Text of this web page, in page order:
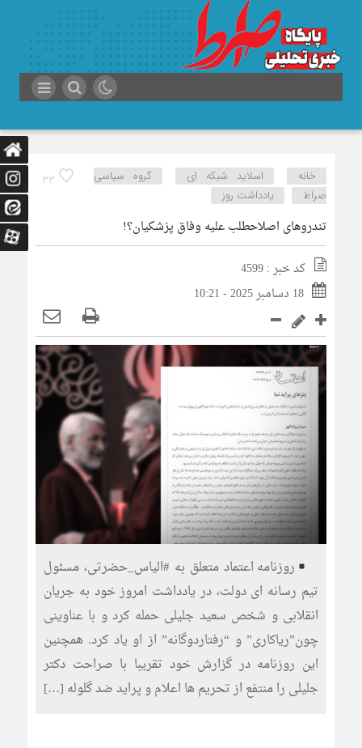
33 خانه اسلاید شبکه ای
گروه سیاسی
صراط
یادداشت روز
تندروهای اصلاحطلب علیه وفاق پزشکیان؟!
کد خبر : 4599
18 دسامبر 2025 - 10:21
روزنامه اعتماد متعلق به #الیاس_حضرتی، مسئول
تیم رسانه ای دولت، در یادداشت امروز خود به جریان
انقلابی و شخص سعید جلیلی حمله کرد و با عناوینی
چون”ریاکاری” و “رفتاردوگانه” از او یاد کرد. همچنین
این روزنامه در گزارش خود تقریبا با صراحت دکتر
جلیلی را منتفع از تحریم ها اعلام و پراید ضد گلوله […]